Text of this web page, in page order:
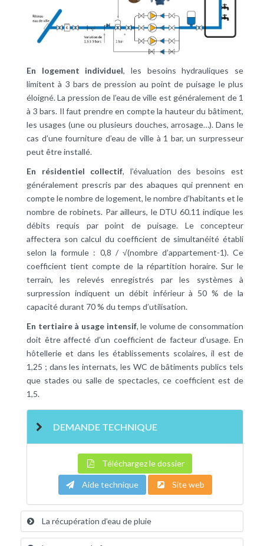
En logement individuel, les besoins hydrauliques se
limitent à 3 bars de pression au point de puisage le plus
éloigné. La pression de l’eau de ville est généralement de 1
à 3 bars. Il faut prendre en compte la hauteur du bâtiment,
les usages (une ou plusieurs douches, arrosage…). Dans le
cas d’une fourniture d’eau de ville à 1 bar, un surpresseur
peut être installé.
En résidentiel collectif, l’évaluation des besoins est
généralement prescris par des abaques qui prennent en
compte le nombre de logement, le nombre d’habitants et le
nombre de robinets. Par ailleurs, le DTU 60.11 indique les
débits requis par point de puisage. Le concepteur
affectera son calcul du coefficient de simultanéité établi
selon la formule : 0,8 / √(nombre d’appartement-1). Ce
coefficient tient compte de la répartition horaire. Sur le
terrain, les relevés enregistrés par les systèmes à
surpression indiquent un débit inférieur à 50 % de la
capacité durant 70 % du temps d’utilisation.
En tertiaire à usage intensif, le volume de consommation
doit être affecté d’un coefficient de facteur d’usage. En
hôtellerie et dans les établissements scolaires, il est de
1,25 ; dans les internats, les WC de bâtiments publics tels
que stades ou salle de spectacles, ce coefficient est de
1,5.
DEMANDE TECHNIQUE
Téléchargez le dossier
Aide technique Site web
La récupération d’eau de pluie